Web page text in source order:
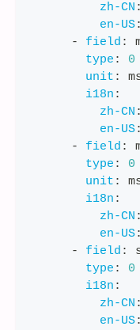
zh-CN :
en-US:
-
field :
type :
0
unit :
i18n :
zh-CN :
en-US:
-
field :
type :
0
unit :
i18n :
zh-CN :
en-US:
-
field :
type :
0
i18n :
zh-CN :
en-US: